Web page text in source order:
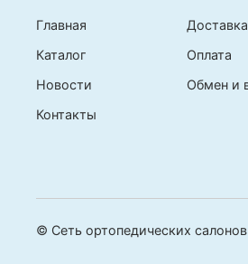
Главная
Каталог
Новости
Контакты
Доставка
Оплата
Обмен и
© Сеть ортопедических